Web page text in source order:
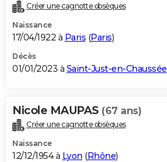
Créer une cagnotte obsèques
Naissance
17/04/1922 à Paris (Paris)
Décès
01/01/2023 à Saint-Just-en-Chaussée
Nicole MAUPAS (67 ans)
Créer une cagnotte obsèques
Naissance
12/12/1954 à Lyon (Rhône)